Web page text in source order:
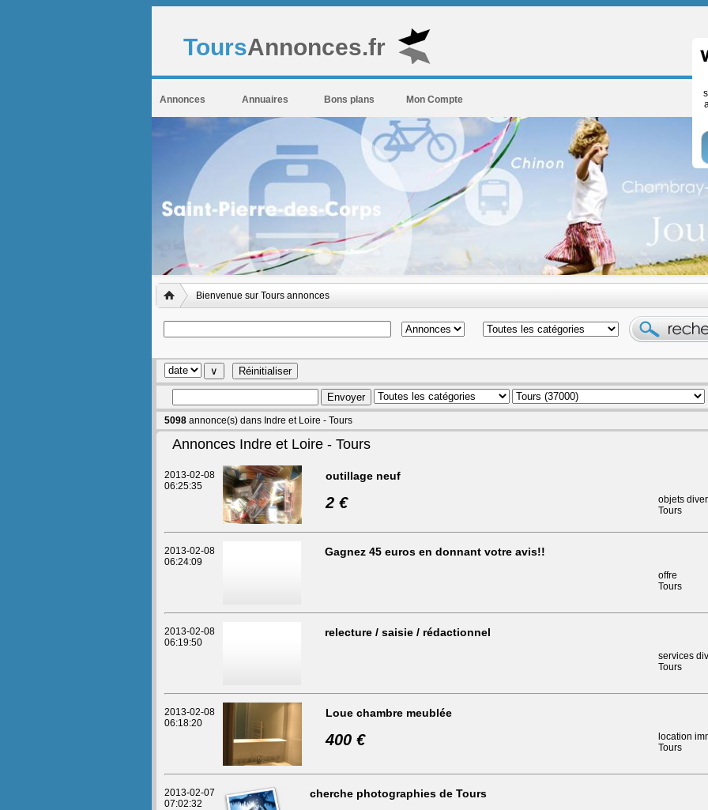
ToursAnnonces.fr
Annonces Annuaires Bons plans Mon Compte
Bienvenue sur Tours annonces
5098 annonce(s) dans Indre et Loire - Tours
Annonces Indre et Loire - Tours
2013-02-08
06:25:35
outillage neuf
2 €
objets
Tours
2013-02-08
06:24:09
Gagnez 45 euros en donnant votre avis!!
offre
Tours
2013-02-08
06:19:50
relecture / saisie / rédactionnel
services
Tours
2013-02-08
06:18:20
Loue chambre meublée
400 €
location
Tours
2013-02-07
07:02:32
cherche photographies de Tours